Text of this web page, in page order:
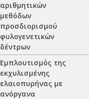
αριθμητικών
μεθόδων
προσδιορισμού
φυλογενετικών
δέντρων
Εμπλουτισμός της
εκχυλισμένης
ελαιοπυρήνας με
ανόργανα